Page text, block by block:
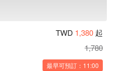
TWD 1,380 起
1,780
最早可預訂：11:00